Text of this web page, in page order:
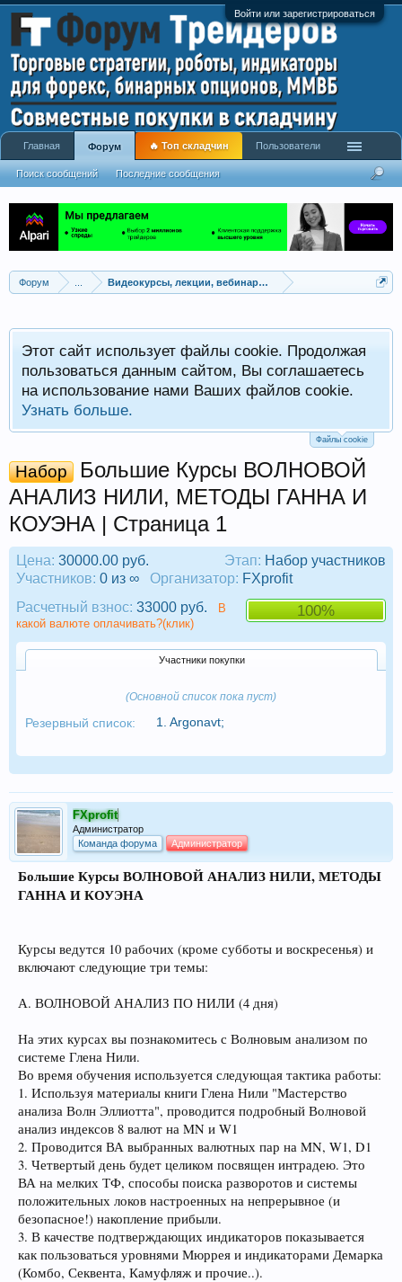
Войти или зарегистрироваться
Форум Видеокурсы, лекции, вебинары, учебный материал
Этот сайт использует файлы cookie. Продолжая
пользоваться данным сайтом, Вы соглашаетесь
на использование нами Ваших файлов cookie.
Узнать больше.
Файлы cookie
Набор
Большие Курсы ВОЛНОВОЙ
АНАЛИЗ НИЛИ, МЕТОДЫ ГАННА И
КОУЭНА | Страница 1
Этап: Набор участников
Цена: 30000.00 руб.
Участников: 0 из ∞ Организатор: FXprofit
100%
Расчетный взнос: 33000 руб.
В
какой валюте оплачивать?(клик)
Участники покупки
(Основной список пока пуст)
Резервный список: 1. Argonavt;
FXprofit
Администратор
Команда форума
Администратор
Большие Курсы ВОЛНОВОЙ АНАЛИЗ НИЛИ, МЕТОДЫ
ГАННА И КОУЭНА
Курсы ведутся 10 рабочих (кроме субботы и воскресенья) и
включают следующие три темы:
А. ВОЛНОВОЙ АНАЛИЗ ПО НИЛИ (4 дня)
На этих курсах вы познакомитесь с Волновым анализом по
системе Глена Нили.
Во время обучения используется следующая тактика работы:
1. Используя материалы книги Глена Нили "Мастерство
анализа Волн Эллиотта", проводится подробный Волновой
анализ индексов 8 валют на MN и W1
2. Проводится ВА выбранных валютных пар на MN, W1, D1
3. Четвертый день будет целиком посвящен интрадею. Это
ВА на мелких ТФ, способы поиска разворотов и системы
положительных локов настроенных на непрерывное (и
безопасное!) накопление прибыли.
3. В качестве подтверждающих индикаторов показывается
как пользоваться уровнями Мюррея и индикаторами Демарка
(Комбо, Секвента, Камуфляж и прочие..).
Главная Форум
Поиск сообщений Последние сообщения
🔥 Топ складчин Пользователи